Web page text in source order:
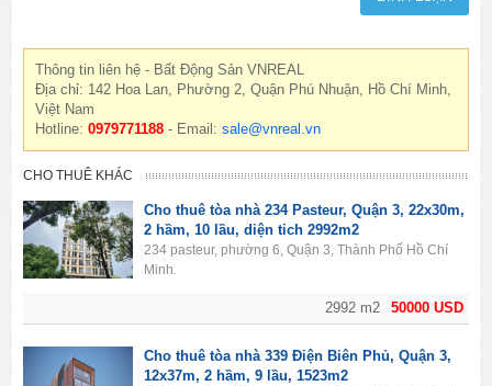
Thông tin liên hệ - Bất Động Sản VNREAL
Địa chỉ: 142 Hoa Lan, Phường 2, Quận Phú Nhuận, Hồ Chí Minh,
Việt Nam
Hotline:0979771188 - Email:sale@vnreal.vn
CHO THUÊ KHÁC
50000 USD
2992 m2
Cho thuê tòa nhà 234 Pasteur, Quận 3, 22x30m,
2 hầm, 10 lầu, diện tich 2992m2
234 pasteur, phường 6, Quận 3, Thành Phố Hồ Chí
Minh.
Cho thuê tòa nhà 339 Điện Biên Phủ, Quận 3,
12x37m, 2 hầm, 9 lầu, 1523m2